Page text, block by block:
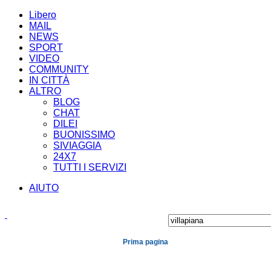
Libero
MAIL
NEWS
SPORT
VIDEO
COMMUNITY
IN CITTÀ
ALTRO
BLOG
CHAT
DILEI
BUONISSIMO
SIVIAGGIA
24X7
TUTTI I SERVIZI
AIUTO
Prima pagina